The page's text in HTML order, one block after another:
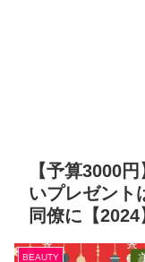
【予算3000
いプレゼント
同僚に【2024
BEAUTY